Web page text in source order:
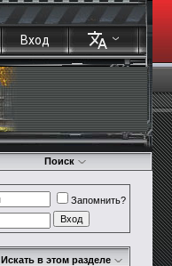
Вход
Поиск
Запомнить?
Искать в этом разделе